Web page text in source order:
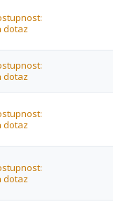
dotaz
dotaz
dotaz
dotaz